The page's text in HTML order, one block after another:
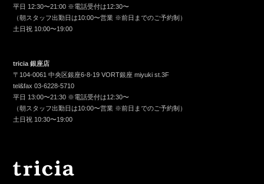
平日 12:30〜21:00 ※電話受付は12:30〜
（朝スタッフ出勤日は10:00〜営業 ※前日までのご予約制）
土日祝 10:00〜19:00
tricia 銀座店
〒104-0061 中央区銀座6-8-19 VORT銀座 miyuki st.3F
tel&fax03-6228-5710
平日 13:00〜21:30 ※電話受付は12:30〜
（朝スタッフ出勤日は10:00〜営業 ※前日までのご予約制）
土日祝 10:30〜19:00